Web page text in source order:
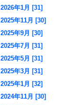
2026年1月 [31]
2025年11月 [30]
2025年9月 [30]
2025年7月 [31]
2025年5月 [31]
2025年3月 [31]
2025年1月 [32]
2024年11月 [30]